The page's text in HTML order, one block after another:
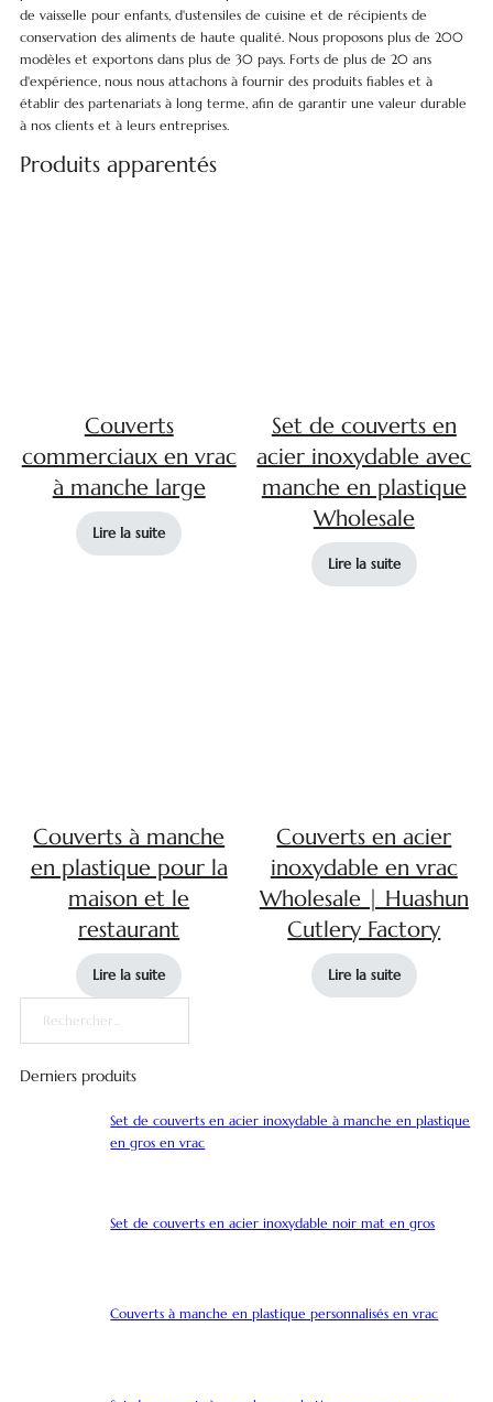
de vaisselle pour enfants, d'ustensiles de cuisine et de récipients de
conservation des aliments de haute qualité. Nous proposons plus de 200
modèles et exportons dans plus de 30 pays. Forts de plus de 20 ans
d'expérience, nous nous attachons à fournir des produits fiables et à
établir des partenariats à long terme, afin de garantir une valeur durable
à nos clients et à leurs entreprises.
Produits apparentés
Couverts
commerciaux en vrac
à manche large
Lire la suite
Set de couverts en
acier inoxydable avec
manche en plastique
Wholesale
Lire la suite
Couverts à manche
en plastique pour la
maison et le
restaurant
Lire la suite
Couverts en acier
inoxydable en vrac
Wholesale | Huashun
Cutlery Factory
Lire la suite
Rechercher
Derniers produits
Set de couverts en acier inoxydable à manche en plastique
en gros en vrac
Set de couverts en acier inoxydable noir mat en gros
Couverts à manche en plastique personnalisés en vrac